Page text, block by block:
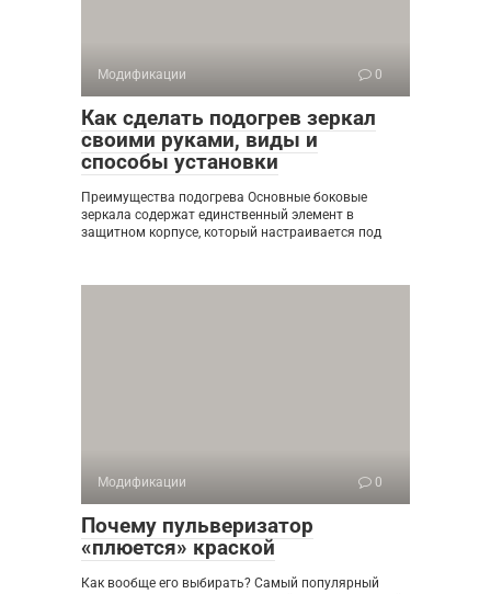
Модификации 0
Как сделать подогрев зеркал
своими руками, виды и
способы установки
Преимущества подогрева Основные боковые
зеркала содержат единственный элемент в
защитном корпусе, который настраивается под
Модификации 0
Почему пульверизатор
«плюется» краской
Как вообще его выбирать? Самый популярный